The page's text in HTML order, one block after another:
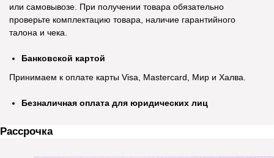
или самовывозе. При получении товара обязательно
проверьте комплектацию товара, наличие гарантийного
талона и чека.
Банковской картой
Принимаем к оплате карты Visa, Mastercard, Мир и Халва.
Безналичная оплата для юридических лиц
Рассрочка